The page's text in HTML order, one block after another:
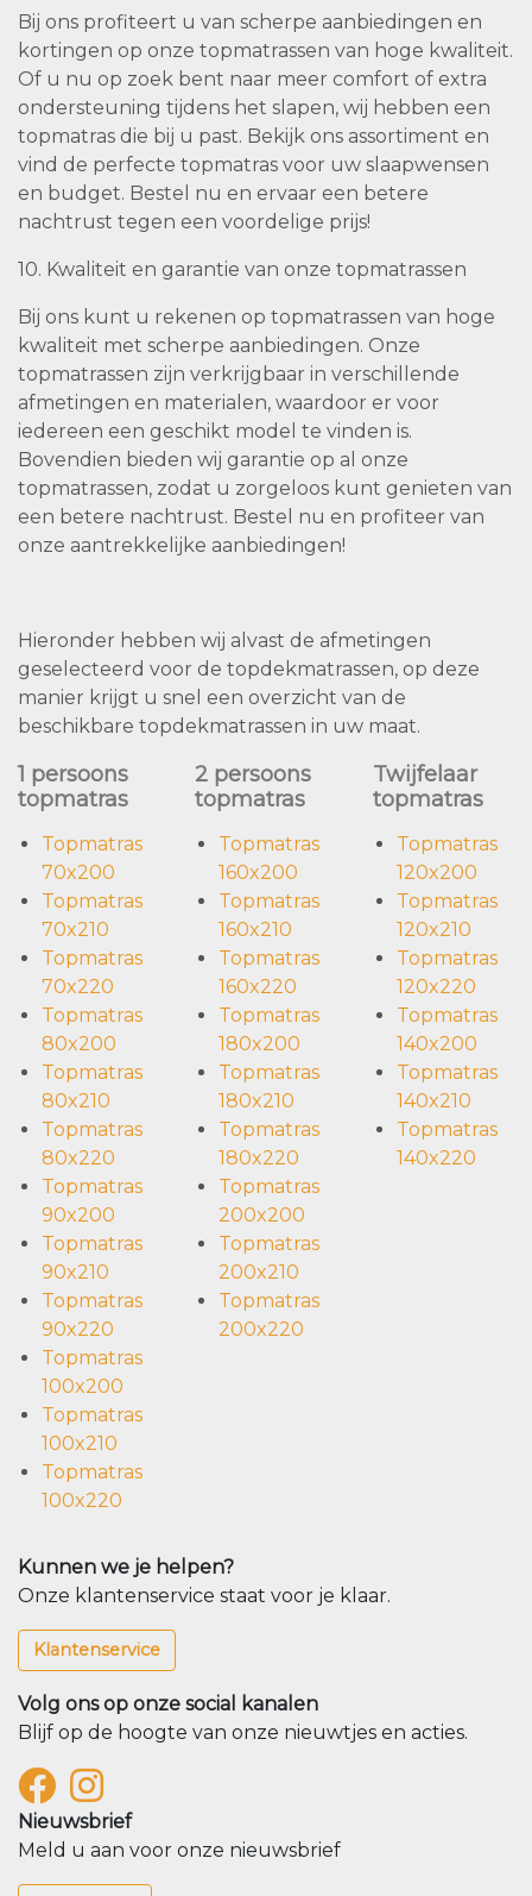
Bij ons profiteert u van scherpe aanbiedingen en
kortingen op onze topmatrassen van hoge kwaliteit.
Of u nu op zoek bent naar meer comfort of extra
ondersteuning tijdens het slapen, wij hebben een
topmatras die bij u past. Bekijk ons assortiment en
vind de perfecte topmatras voor uw slaapwensen
en budget. Bestel nu en ervaar een betere
nachtrust tegen een voordelige prijs!
10. Kwaliteit en garantie van onze topmatrassen
Bij ons kunt u rekenen op topmatrassen van hoge
kwaliteit met scherpe aanbiedingen. Onze
topmatrassen zijn verkrijgbaar in verschillende
afmetingen en materialen, waardoor er voor
iedereen een geschikt model te vinden is.
Bovendien bieden wij garantie op al onze
topmatrassen, zodat u zorgeloos kunt genieten van
een betere nachtrust. Bestel nu en profiteer van
onze aantrekkelijke aanbiedingen!
Hieronder hebben wij alvast de afmetingen
geselecteerd voor de topdekmatrassen, op deze
manier krijgt u snel een overzicht van de
beschikbare topdekmatrassen in uw maat.
1 persoons
topmatras
Topmatras
70x200
Topmatras
70x210
Topmatras
70x220
Topmatras
80x200
Topmatras
80x210
Topmatras
80x220
Topmatras
90x200
Topmatras
90x210
Topmatras
90x220
Topmatras
100x200
Topmatras
100x210
Topmatras
100x220
2 persoons
topmatras
Topmatras
160x200
Topmatras
160x210
Topmatras
160x220
Topmatras
180x200
Topmatras
180x210
Topmatras
180x220
Topmatras
200x200
Topmatras
200x210
Topmatras
200x220
Twijfelaar
topmatras
Topmatras
120x200
Topmatras
120x210
Topmatras
120x220
Topmatras
140x200
Topmatras
140x210
Topmatras
140x220
Kunnen we je helpen?
Onze klantenservice staat voor je klaar.
Klantenservice
Volg ons op onze social kanalen
Blijf op de hoogte van onze nieuwtjes en acties.
Nieuwsbrief
Meld u aan voor onze nieuwsbrief